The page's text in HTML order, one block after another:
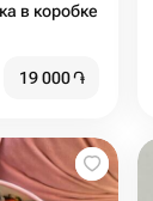
в коробке
19 000֏